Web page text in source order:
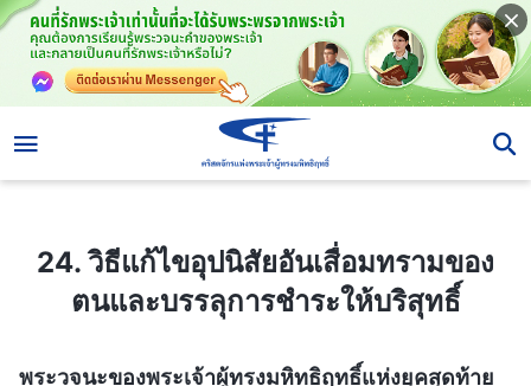
24. วิธีแก้ไขอุปนิสัยอันเสื่อมทรามของ
ตนและบรรลุการชำระให้บริสุทธิ์
พระวจนะของพระเจ้าผู้ทรงมหิทธิฤทธิ์แห่งยุคสุดท้าย